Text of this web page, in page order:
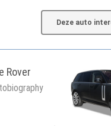
Deze auto
Rover